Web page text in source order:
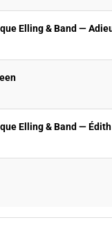
Elling & Band —
Elling & Band —